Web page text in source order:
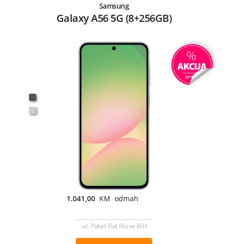
Samsung
Galaxy A56 5G (8+256GB)
1.041,00 KM odmah
uz Paket Flat fiksne BiH